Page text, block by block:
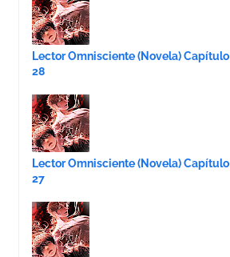
Lector Omnisciente (Novela) Capítulo
28
Lector Omnisciente (Novela) Capítulo
27